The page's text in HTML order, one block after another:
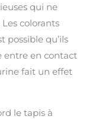
qui ne
colorants
possible qu’ils
entre en contact
fait un effet
le tapis à